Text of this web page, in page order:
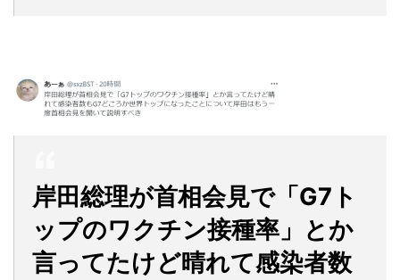
岸田総理が首相会見で「G7ト
ップのワクチン接種率」とか
言ってたけど晴れて感染者数